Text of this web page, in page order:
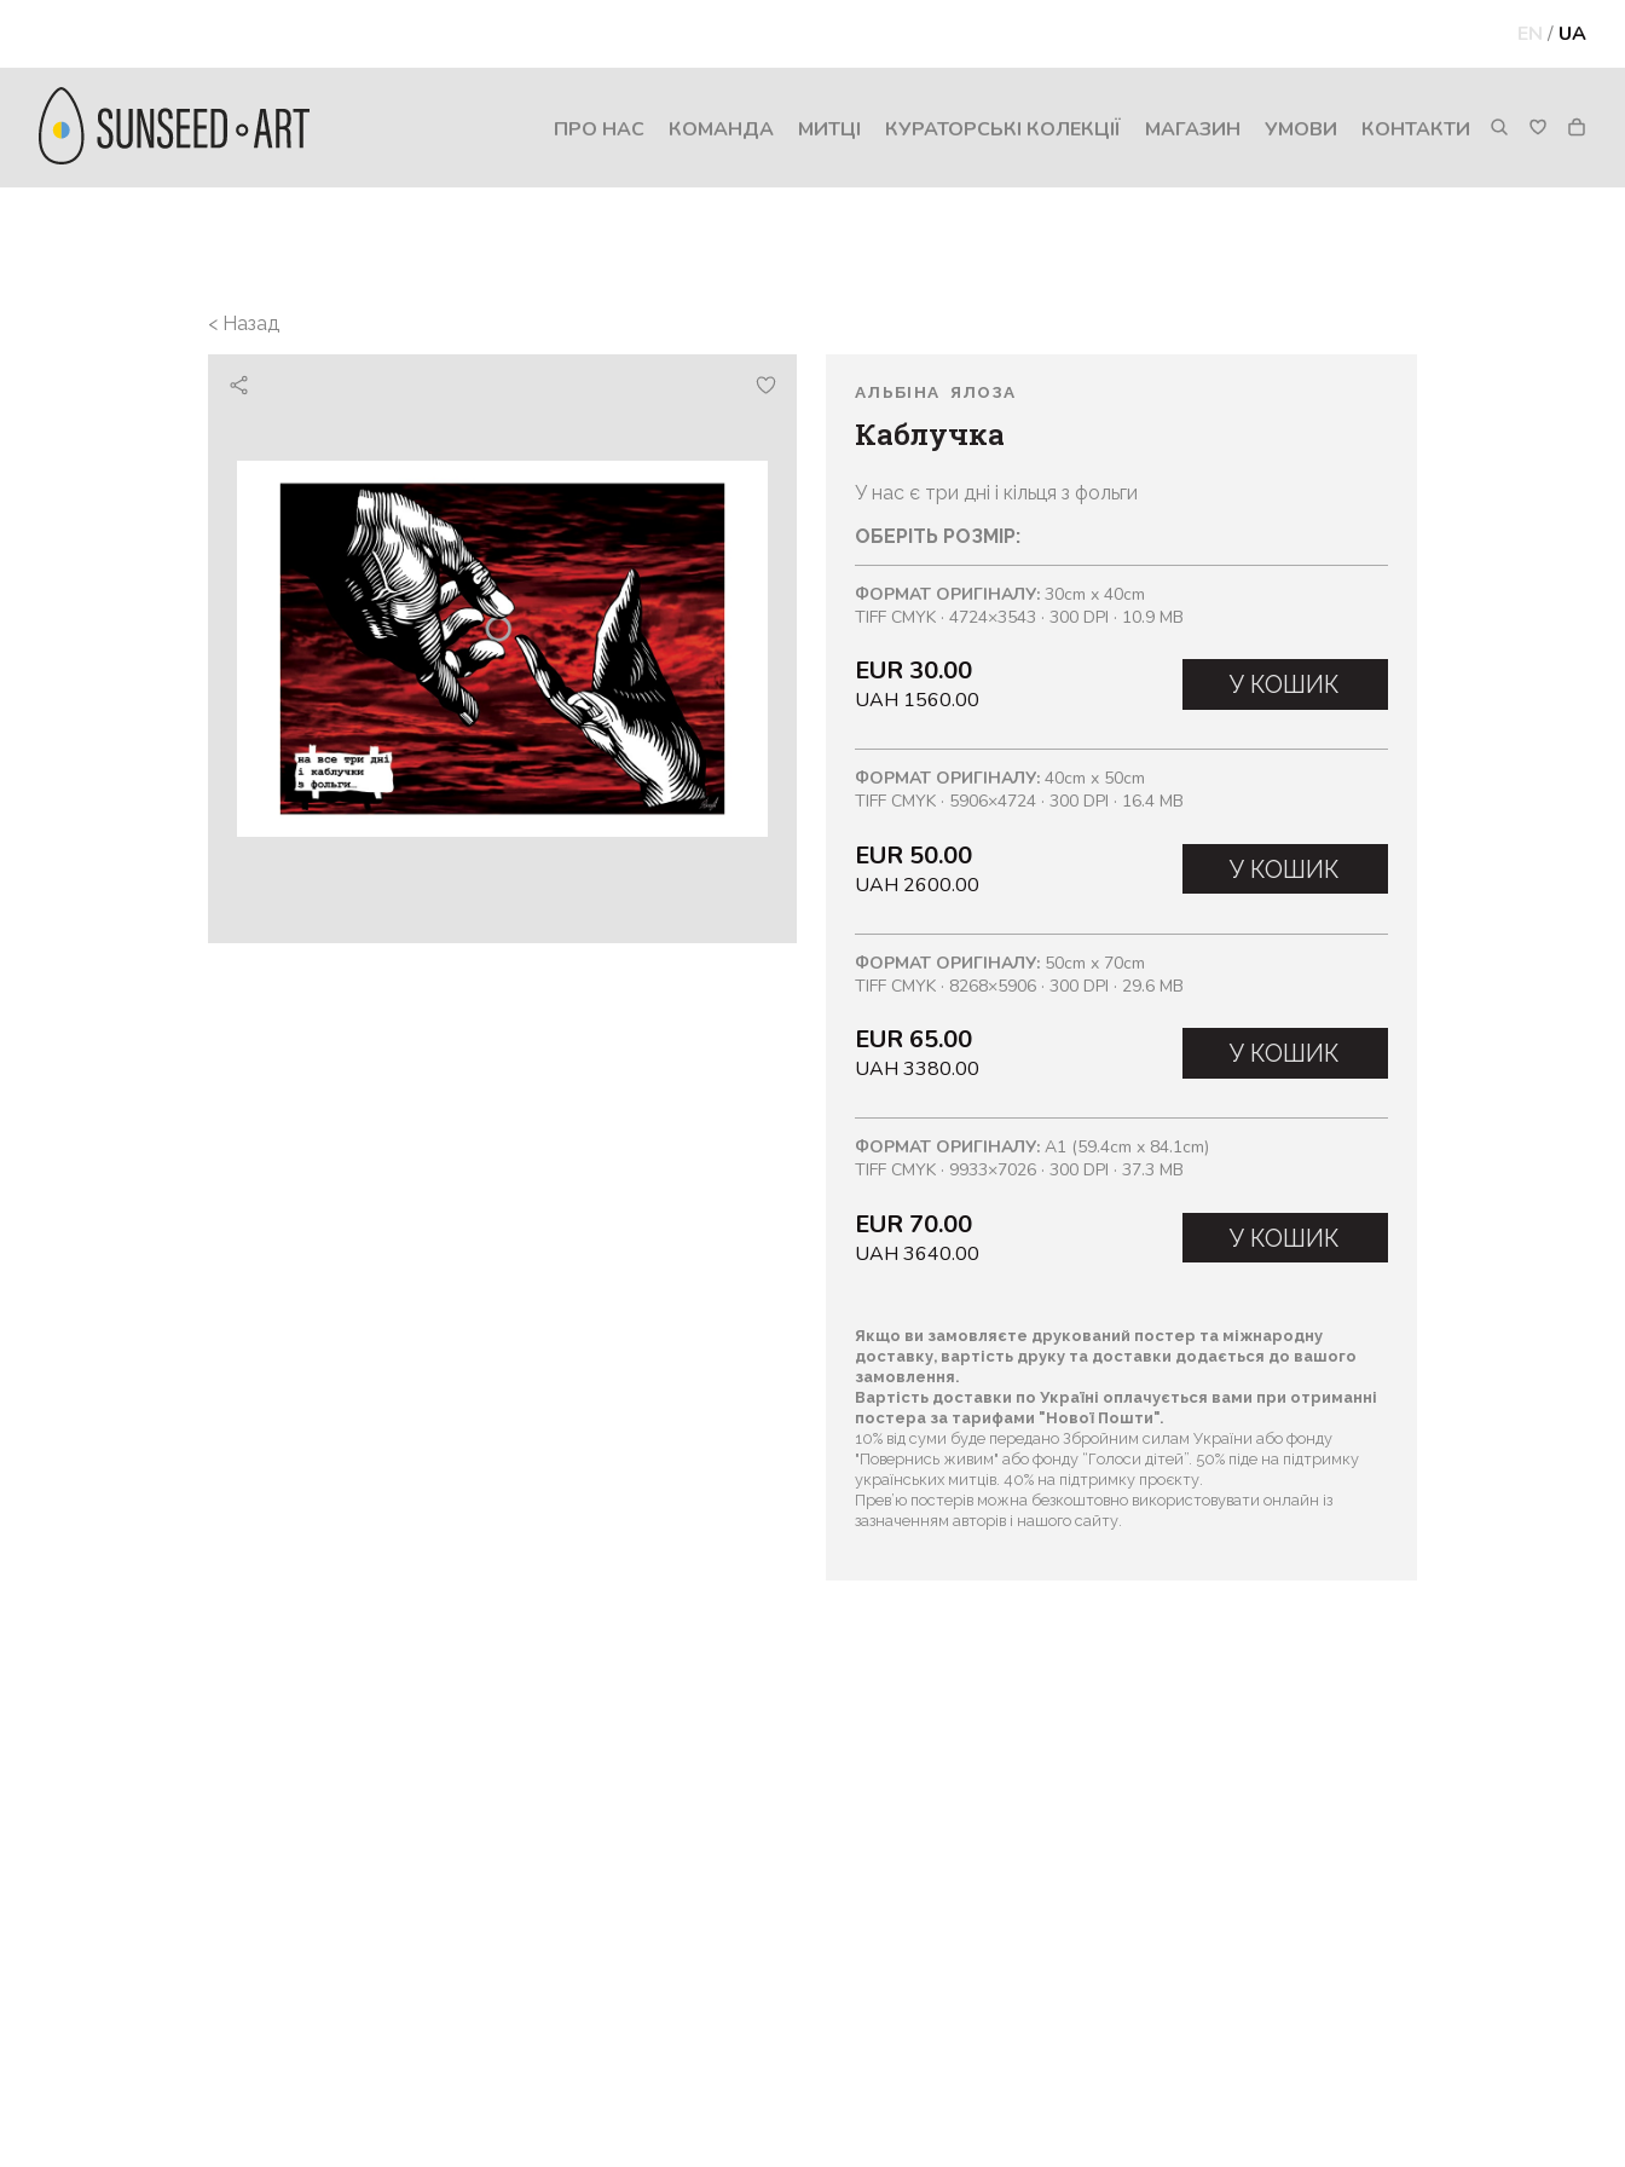
EN / UA
ПРО НАС КОМАНДА МИТЦІ КУРАТОРСЬКІ КОЛЕКЦІЇ МАГАЗИН УМОВИ КОНТАКТИ
< Назад
АЛЬБІНА ЯЛОЗА
Каблучка
У нас є три дні і кільця з фольги
ОБЕРІТЬ РОЗМІР:
ФОРМАТ ОРИГІНАЛУ:30cm x 40cm
TIFF CMYK · 4724×3543 · 300 DPI · 10.9 MB
EUR 30.00
UAH 1560.00
У КОШИК
ФОРМАТ ОРИГІНАЛУ:40cm x 50cm
TIFF CMYK · 5906×4724 · 300 DPI · 16.4 MB
EUR 50.00
UAH 2600.00
У КОШИК
ФОРМАТ ОРИГІНАЛУ:50cm x 70cm
TIFF CMYK · 8268×5906 · 300 DPI · 29.6 MB
EUR 65.00
UAH 3380.00
У КОШИК
ФОРМАТ ОРИГІНАЛУ:A1 (59.4cm x 84.1cm)
TIFF CMYK · 9933×7026 · 300 DPI · 37.3 MB
EUR 70.00
UAH 3640.00
У КОШИК
Якщо ви замовляєте друкований постер та міжнародну
доставку, вартість друку та доставки додається до вашого
замовлення.
Вартість доставки по Україні оплачується вами при отриманні
постера за тарифами "Нової Пошти".
10% від суми буде передано Збройним силам України або фонду
"Повернись живим" або фонду “Голоси дітей”. 50% піде на підтримку
українських митців. 40% на підтримку проєкту.
Прев’ю постерів можна безкоштовно використовувати онлайн із
зазначенням авторів і нашого сайту.